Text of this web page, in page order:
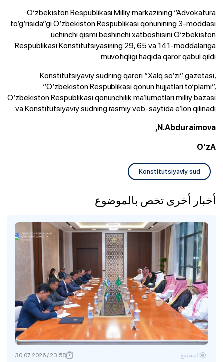
O‘zbekiston Respublikasi Milliy markazining “Advokatura
to‘g‘risida”gi O‘zbekiston Respublikasi qonunining 3-moddasi
uchinchi qismi beshinchi xatboshisini O‘zbekiston
Respublikasi Konstitutsiyasining 29, 65 va 141-moddalariga
muvofiqligi haqida qaror qabul qildi.
Konstitutsiyaviy sudning qarori “Xalq so‘zi” gazetasi,
“O‘zbekiston Respublikasi qonun hujjatlari to‘plami”,
O‘zbekiston Respublikasi qonunchilik ma’lumotlari milliy bazasi
va Konstitutsiyaviy sudning rasmiy veb-saytida e’lon qilinadi.
N.Abduraimova,
O‘zA
Konstitutsiyaviy sud
أخبار أخرى تخص بالموضوع
المجتمع 23:58 / 30.07.2026